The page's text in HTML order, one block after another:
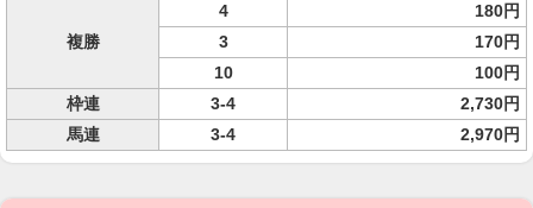
複勝
4
180円
3
170円
10
100円
枠連
3-4
2,730円
馬連
3-4 2,970円